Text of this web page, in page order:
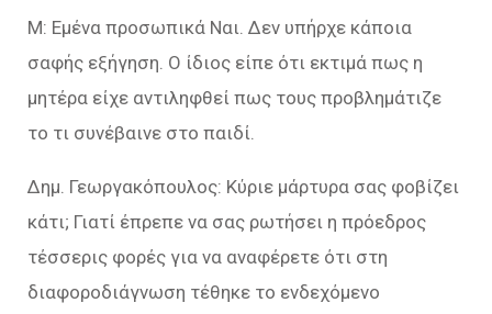
Μ: Εμένα προσωπικά Ναι. Δεν υπήρχε κάποια
σαφής εξήγηση. Ο ίδιος είπε ότι εκτιμά πως η
μητέρα είχε αντιληφθεί πως τους προβλημάτιζε
το τι συνέβαινε στο παιδί.
Δημ. Γεωργακόπουλος: Κύριε μάρτυρα σας φοβίζει
κάτι; Γιατί έπρεπε να σας ρωτήσει η πρόεδρος
τέσσερις φορές για να αναφέρετε ότι στη
διαφοροδιάγνωση τέθηκε το ενδεχόμενο